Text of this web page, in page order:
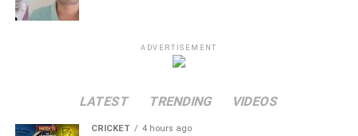
ADVERTISEMENT
LATEST TRENDING VIDEOS
CRICKET 4 hours ago